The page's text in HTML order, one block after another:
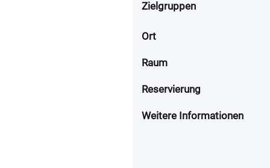
Zielgruppen
Ort
Raum
Reservierung
Weitere Informationen